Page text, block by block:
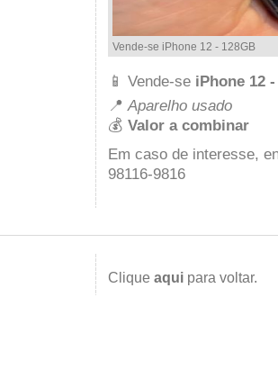
Vende-se iPhone 12 - 128GB
📱 Vende-se iPhone 12
📍Aparelho usado
💰 Valor a combinar
Em caso de interesse,
98116-9816
Clique aqui para voltar.